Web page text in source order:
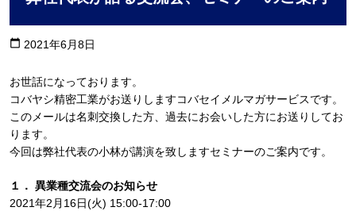
calendar_today 2021年6月8日
お世話になっております。
コバヤシ精密工業がお送りしますコバセイメルマガサービスです。
このメールは名刺交換した方、過去にお会いした方にお送りしてお
ります。
今回は弊社代表の小林が講演を致しますセミナーのご案内です。
１． 異業種交流会のお知らせ
2021年2月16日(火) 15:00-17:00